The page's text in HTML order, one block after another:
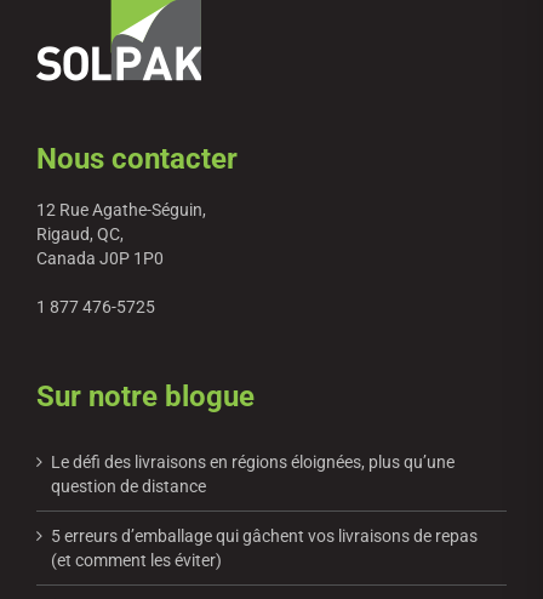
Nous contacter
12 Rue Agathe-Séguin,
Rigaud, QC,
Canada J0P 1P0
1 877 476-5725
Sur notre blogue
Le défi des livraisons en régions éloignées, plus qu’une
question de distance
5 erreurs d’emballage qui gâchent vos livraisons de repas
(et comment les éviter)